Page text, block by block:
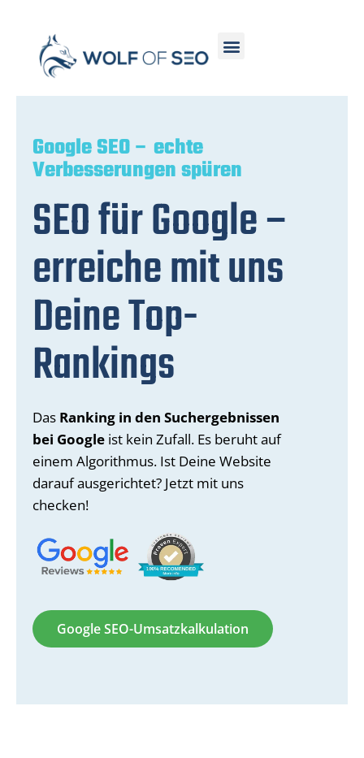
Google SEO – echte
Verbesserungen spüren
SEO für Google –
erreiche mit uns
Deine Top-
Rankings
Das Ranking in den Suchergebnissen
bei Google ist kein Zufall. Es beruht auf
einem Algorithmus. Ist Deine Website
darauf ausgerichtet? Jetzt mit uns
checken!
Google SEO-Umsatzkalkulation